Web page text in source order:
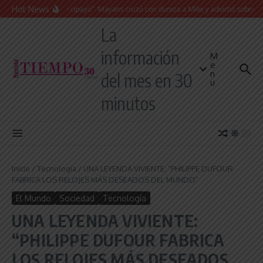
Saltar al contenido
Hot News
“Presidente cipayo”: Mayans cruzó con dureza a Milei y advirtió sobre un
La
información
del mes en 30
minutos
M
e
n
u
Inicio / Tecnología / UNA LEYENDA VIVIENTE: “PHILIPPE DUFOUR
FABRICA LOS RELOJES MÁS DESEADOS DEL MUNDO”
El Mundo Sociedad Tecnología
UNA LEYENDA VIVIENTE:
“PHILIPPE DUFOUR FABRICA